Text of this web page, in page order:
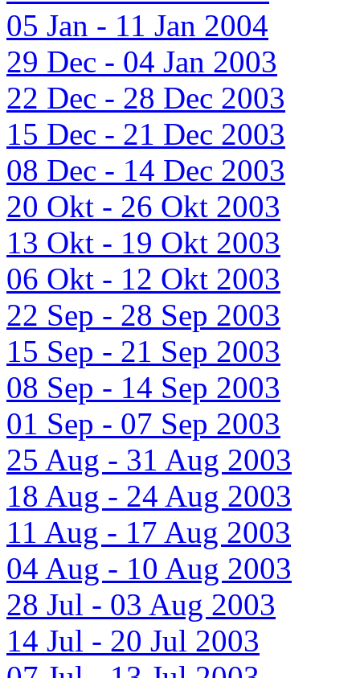
05 Jan - 11 Jan 2004
29 Dec - 04 Jan 2003
22 Dec - 28 Dec 2003
15 Dec - 21 Dec 2003
08 Dec - 14 Dec 2003
20 Okt - 26 Okt 2003
13 Okt - 19 Okt 2003
06 Okt - 12 Okt 2003
22 Sep - 28 Sep 2003
15 Sep - 21 Sep 2003
08 Sep - 14 Sep 2003
01 Sep - 07 Sep 2003
25 Aug - 31 Aug 2003
18 Aug - 24 Aug 2003
11 Aug - 17 Aug 2003
04 Aug - 10 Aug 2003
28 Jul - 03 Aug 2003
14 Jul - 20 Jul 2003